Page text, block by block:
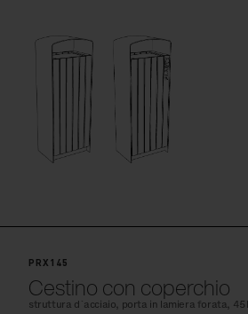
PRX145
Cestino con coperchio
struttura d´acciaio, porta in lamiera forata, 45l